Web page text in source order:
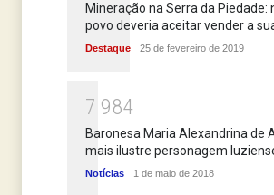
Mineração na Serra da Piedade:
povo deveria aceitar vender a
Destaque 25 de fevereiro de 2019
7 984
Baronesa Maria Alexandrina de
mais ilustre personagem
Notícias 1 de maio de 2018